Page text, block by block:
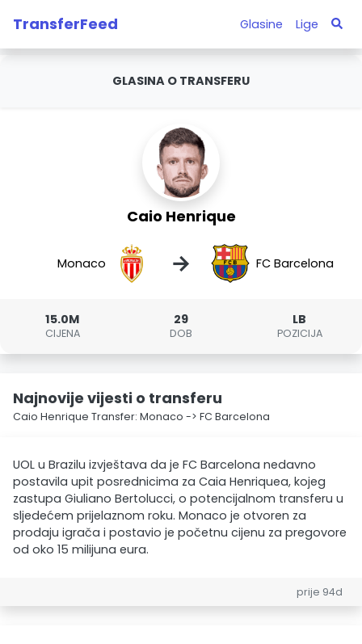
TransferFeed Glasine Lige
GLASINA O TRANSFERU
Caio Henrique
Monaco → FC Barcelona
15.0M
CIJENA
29
DOB
LB
POZICIJA
Najnovije vijesti o transferu
Caio Henrique Transfer: Monaco -> FC Barcelona
UOL u Brazilu izvještava da je FC Barcelona nedavno
postavila upit posrednicima za Caia Henriquea, kojeg
zastupa Giuliano Bertolucci, o potencijalnom transferu u
sljedećem prijelaznom roku. Monaco je otvoren za
prodaju igrača i postavio je početnu cijenu za pregovore
od oko 15 milijuna eura.
prije 94d